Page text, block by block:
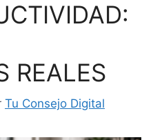
REALES
Tu Consejo Digital